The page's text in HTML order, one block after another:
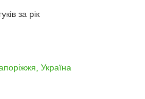
за рік
Україна